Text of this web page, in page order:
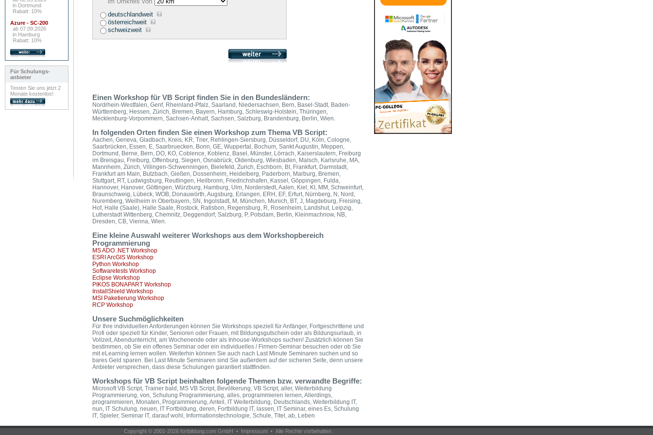
in Dortmund
Rabatt: 10%
Azure - SC-200
ab 07.09.2026
in Hamburg
Rabatt: 10%
Für Schulungs-
anbieter
Testen Sie uns jetzt 2
Monate kostenlos!
deutschlandweit
österreichweit
schweizweit
Einen Workshop für VB Script finden Sie in den Bundesländern:
Nordrhein-Westfalen, Genf, Rheinland-Pfalz, Saarland, Niedersachsen, Bern, Basel-Stadt, Baden-
Württemberg, Hessen, Zürich, Bremen, Bayern, Hamburg, Schleswig-Holstein, Thüringen,
Mecklenburg-Vorpommern, Sachsen-Anhalt, Sachsen, Salzburg, Brandenburg, Berlin, Wien.
In folgenden Orten finden Sie einen Workshop zum Thema VB Script:
Aachen, Geneva, Gladbach, Kreis, KR, Trier, Rehlingen-Siersburg, Düsseldorf, DU, Köln, Cologne,
Saarbrücken, Essen, E, Saarbruecken, Bonn, GE, Wuppertal, Bochum, Sankt Augustin, Meppen,
Dortmund, Berne, Bern, DO, KO, Coblence, Koblenz, Basel, Münster, Lörrach, Kaiserslautern, Freiburg
im Breisgau, Freiburg, Offenburg, Siegen, Osnabrück, Oldenburg, Wiesbaden, Malsch, Karlsruhe, MA,
Mannheim, Zürich, Villingen-Schwenningen, Bielefeld, Zurich, Eschborn, BI, Frankfurt, Darmstadt,
Frankfurt am Main, Butzbach, Gießen, Dossenheim, Heidelberg, Paderborn, Marburg, Bremen,
Stuttgart, RT, Ludwigsburg, Reutlingen, Heilbronn, Friedrichshafen, Kassel, Göppingen, Fulda,
Hannover, Hanover, Göttingen, Würzburg, Hamburg, Ulm, Norderstedt, Aalen, Kiel, KI, MM, Schweinfurt,
Braunschweig, Lübeck, WOB, Donauwörth, Augsburg, Erlangen, ERH, EF, Erfurt, Nürnberg, N, Nord,
Nuremberg, Weilheim in Oberbayern, SN, Ingolstadt, M, München, Munich, BT, J, Magdeburg, Freising,
Hof, Halle (Saale), Halle Saale, Rostock, Ratisbon, Regensburg, R, Rosenheim, Landshut, Leipzig,
Lutherstadt Wittenberg, Chemnitz, Deggendorf, Salzburg, P, Potsdam, Berlin, Kleinmachnow, NB,
Dresden, CB, Vienna, Wien.
Eine kleine Auswahl weiterer Workshops aus dem Workshopbereich
Programmierung
MS ADO .NET Workshop
ESRI ArcGIS Workshop
Python Workshop
Softwaretests Workshop
Eclipse Workshop
PIKOS BONAPART Workshop
InstallShield Workshop
MSI Paketierung Workshop
RCP Workshop
Unsere Suchmöglichkeiten
Für Ihre individuellen Anforderungen können Sie Workshops speziell für Anfänger, Fortgeschrittene und
Profi oder speziell für Kinder, Senioren oder Frauen, mit Bildungsgutschein oder als Bildungsurlaub, in
Vollzeit, Abendunterricht, am Wochenende oder als Inhouse-Workshops suchen! Zusätzlich können Sie
bestimmen, ob Sie ein offenes Seminar oder ein individuelles / Firmen-Seminar besuchen oder ob Sie
mit eLearning lernen wollen. Weiterhin können Sie auch nach Last Minute Seminaren suchen und so
bares Geld sparen. Bei Last Minute Seminaren sind Sie außerdem auf der sicheren Seite, denn unsere
Anbieter versprechen, dass diese Schulungen garantiert stattfinden.
Workshops für VB Script beinhalten folgende Themen bzw. verwandte Begriffe:
Microsoft VB Script, Trainer bald, MS VB Script, Bevölkerung, VB Script, aller, Weiterbildung
Programmierung, von, Schulung Programmierung, alles, programmieren lernen, Allerdings,
programmieren, Monaten, Programmierung, Anteil, IT Weiterbildung, Deutschlands, Weiterbildung IT,
nun, IT Schulung, neuen, IT Fortbildung, deren, Fortbildung IT, lassen, IT Seminar, eines Es, Schulung
IT, Spieler, Seminar IT, darauf wohl, Informationstechnologie, Schule, Titel, ab, Leben
Copyright © 2001-2026 fortbildung.com GmbH • Impressum • Alle Rechte vorbehalten.